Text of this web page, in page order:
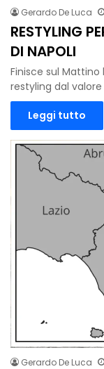
Gerardo De Luca
RESTYLING
DI NAPOLI
Finisce sul
restyling dal valore
Leggi tutto
Gerardo De Luca